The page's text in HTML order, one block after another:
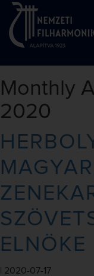
Monthly
2020
ELNÖKE
2020-07-17